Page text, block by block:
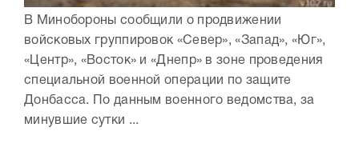
В Минобороны сообщили о продвижении
войсковых группировок «Север», «Запад», «Юг»,
«Центр», «Восток» и «Днепр» в зоне проведения
специальной военной операции по защите
Донбасса. По данным военного ведомства, за
минувшие сутки ...